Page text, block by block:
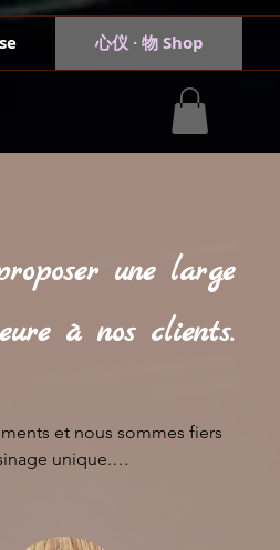
心仪 · 物 Shop
une large
à nos clients.
et nous sommes fiers
unique.
obtenir un instrument